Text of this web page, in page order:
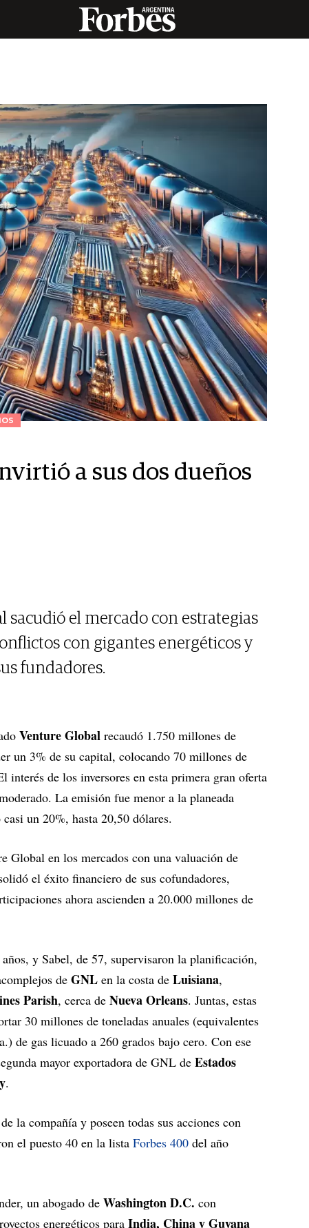
a sus dos dueños
sacudió el mercado con estrategias
con gigantes energéticos y
fundadores.
Venture Global recaudó 1.750 millones de
un 3% de su capital, colocando 70 millones de
interés de los inversores en esta primera gran oferta
La emisión fue menor a la planeada
un 20%, hasta 20,50 dólares.
Global en los mercados con una valuación de
el éxito financiero de sus cofundadores,
ahora ascienden a 20.000 millones de
y Sabel, de 57, supervisaron la planificación,
de GNL en la costa de Luisiana,
Parish, cerca de Nueva Orleans. Juntas, estas
30 millones de toneladas anuales (equivalentes
de gas licuado a 260 grados bajo cero. Con ese
mayor exportadora de GNL de Estados
.
la compañía y poseen todas sus acciones con
el puesto 40 en la lista Forbes 400 del año
un abogado de Washington D.C. con
energéticos para India, China y Guyana